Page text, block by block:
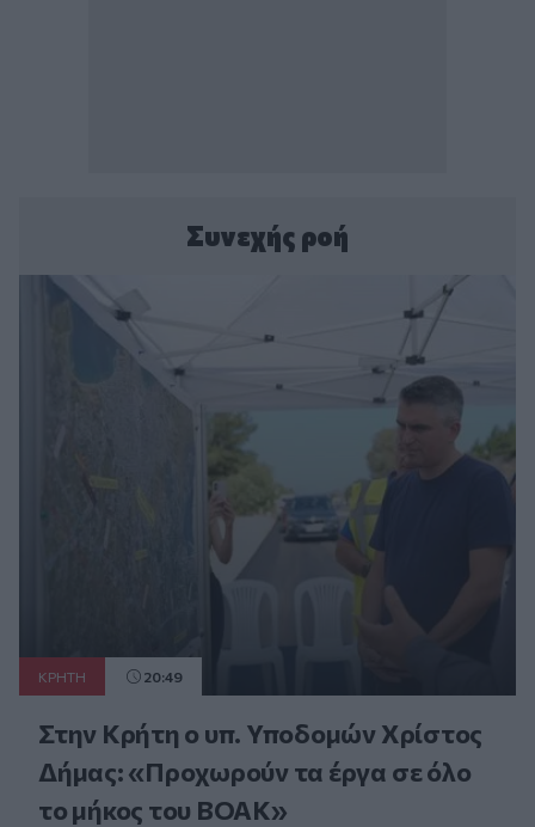
Συνεχής ροή
ΚΡΗΤΗ 20:49
Στην Κρήτη ο υπ. Υποδομών Χρίστος
Δήμας: «Προχωρούν τα έργα σε όλο
το μήκος του ΒΟΑΚ»